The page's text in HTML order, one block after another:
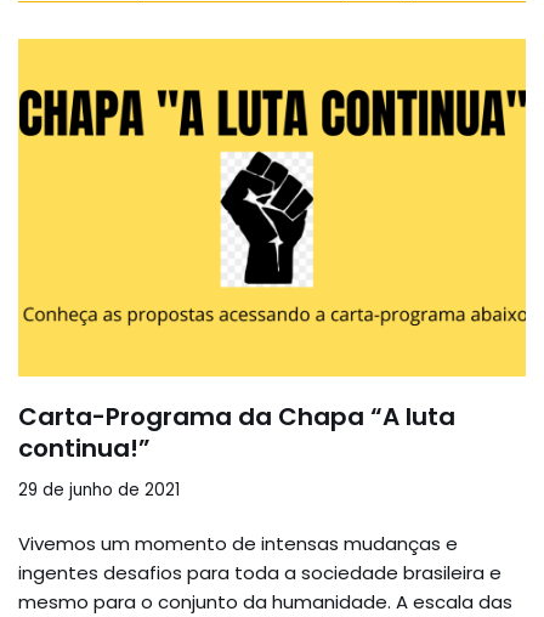
Carta-Programa da Chapa “A luta
continua!”
29 de junho de 2021
Vivemos um momento de intensas mudanças e
ingentes desafios para toda a sociedade brasileira e
mesmo para o conjunto da humanidade. A escala das